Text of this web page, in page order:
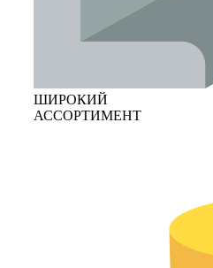
ШИРОКИЙ
АССОРТИМЕНТ